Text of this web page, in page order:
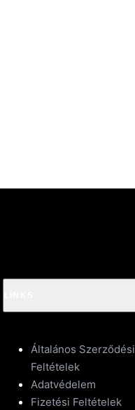
Általános Szerződési
Feltételek
Adatvédelem
Fizetési Feltételek